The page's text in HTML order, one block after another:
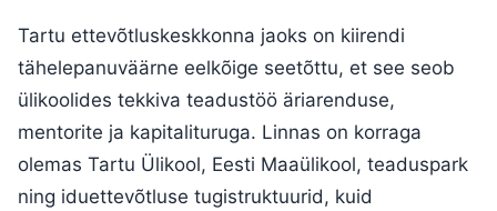
Tartu ettevõtluskeskkonna jaoks on kiirendi
tähelepanuväärne eelkõige seetõttu, et see seob
ülikoolides tekkiva teadustöö äriarenduse,
mentorite ja kapitalituruga. Linnas on korraga
olemas Tartu Ülikool, Eesti Maaülikool, teaduspark
ning iduettevõtluse tugistruktuurid, kuid